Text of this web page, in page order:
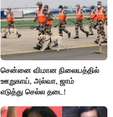
சென்னை விமான நிலையத்தில்
ஊறுகாய், அல்வா, ஜாம்
எடுத்து செல்ல தடை!